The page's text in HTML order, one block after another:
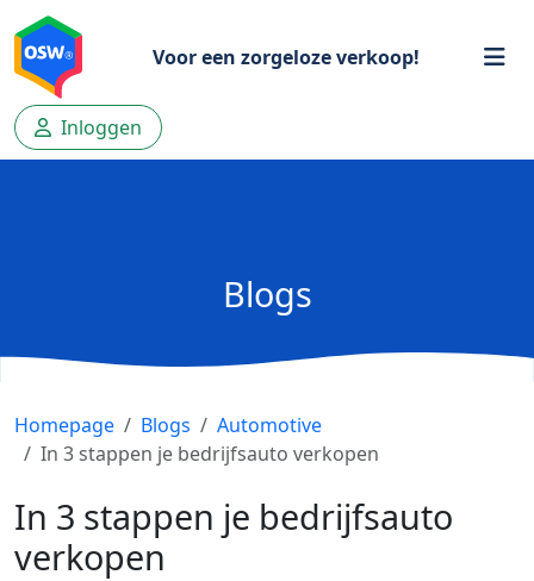
Voor een zorgeloze verkoop!
Inloggen
Blogs
Homepage Blogs
Automotive
In 3 stappen je bedrijfsauto verkopen
In 3 stappen je bedrijfsauto
verkopen